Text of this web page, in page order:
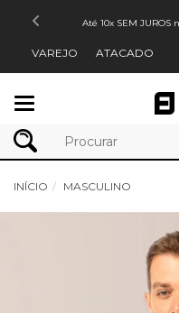
Até 10x SEM JUROS
VAREJO ATACADO
INÍCIO MASCULINO